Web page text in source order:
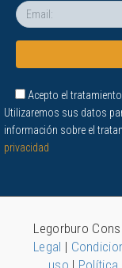
Acepto el
Utilizaremos sus datos
información sobre el
privacidad
Legorburo
Legal |
uso | Política